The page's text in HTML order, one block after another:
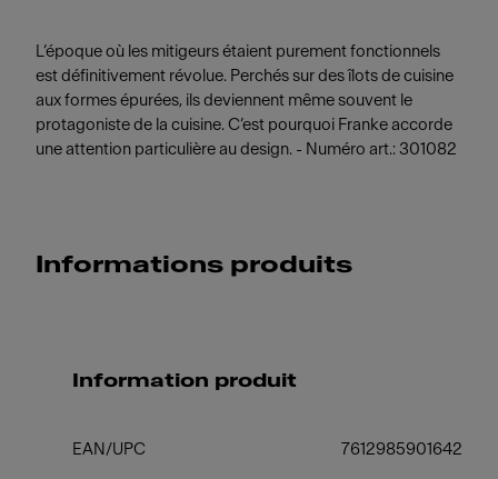
L’époque où les mitigeurs étaient purement fonctionnels
est définitivement révolue. Perchés sur des îlots de cuisine
aux formes épurées, ils deviennent même souvent le
protagoniste de la cuisine. C’est pourquoi Franke accorde
une attention particulière au design. - Numéro art.: 301082
Informations produits
Information produit
EAN/UPC 7612985901642